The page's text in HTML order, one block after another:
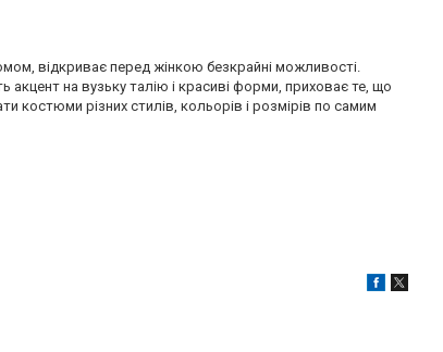
відкриває перед жінкою безкрайні можливості.
акцент на вузьку талію і красиві форми, приховає те, що
костюми різних стилів, кольорів і розмірів по самим